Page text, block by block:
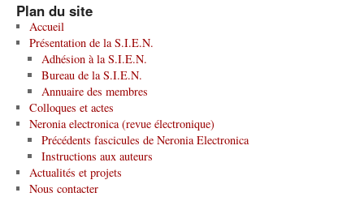
Plan du site
Accueil
Présentation de la S.I.E.N.
Adhésion à la S.I.E.N.
Bureau de la S.I.E.N.
Annuaire des membres
Colloques et actes
Neronia electronica (revue électronique)
Précédents fascicules de Neronia Electronica
Instructions aux auteurs
Actualités et projets
Nous contacter